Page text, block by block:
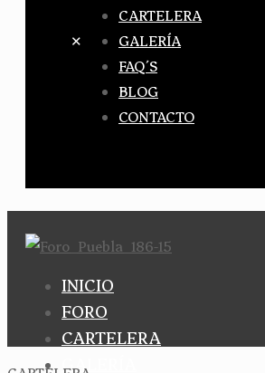
✕
CARTELERA
GALERÍA
FAQ´S
BLOG
CONTACTO
INICIO
FORO
CARTELERA
GALERÍA